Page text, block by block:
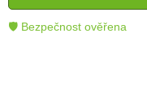
🛡 Bezpečnost ověřena